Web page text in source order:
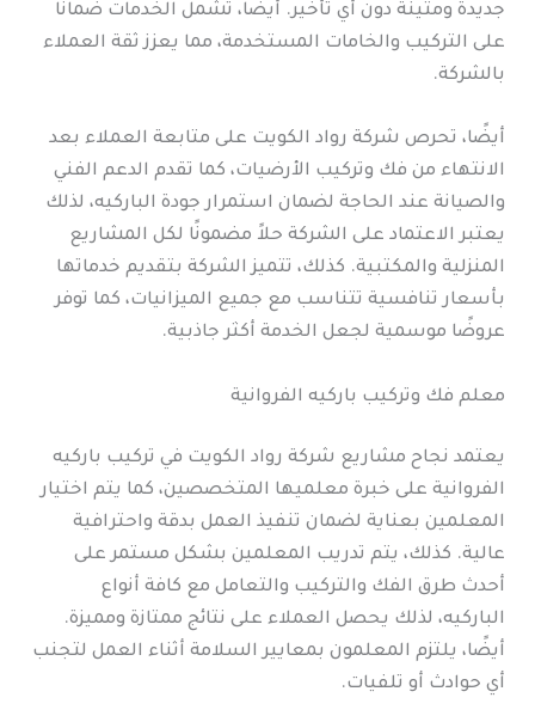
جديدة ومتينة دون أي تأخير. أيضًا، تشمل الخدمات ضمانًا
على التركيب والخامات المستخدمة، مما يعزز ثقة العملاء
بالشركة.
أيضًا، تحرص شركة رواد الكويت على متابعة العملاء بعد
الانتهاء من فك وتركيب الأرضيات، كما تقدم الدعم الفني
والصيانة عند الحاجة لضمان استمرار جودة الباركيه، لذلك
يعتبر الاعتماد على الشركة حلاً مضمونًا لكل المشاريع
المنزلية والمكتبية. كذلك، تتميز الشركة بتقديم خدماتها
بأسعار تنافسية تتناسب مع جميع الميزانيات، كما توفر
عروضًا موسمية لجعل الخدمة أكثر جاذبية.
معلم فك وتركيب باركيه الفروانية
يعتمد نجاح مشاريع شركة رواد الكويت في تركيب باركيه
الفروانية على خبرة معلميها المتخصصين، كما يتم اختيار
المعلمين بعناية لضمان تنفيذ العمل بدقة واحترافية
عالية. كذلك، يتم تدريب المعلمين بشكل مستمر على
أحدث طرق الفك والتركيب والتعامل مع كافة أنواع
الباركيه، لذلك يحصل العملاء على نتائج ممتازة ومميزة.
أيضًا، يلتزم المعلمون بمعايير السلامة أثناء العمل لتجنب
أي حوادث أو تلفيات.